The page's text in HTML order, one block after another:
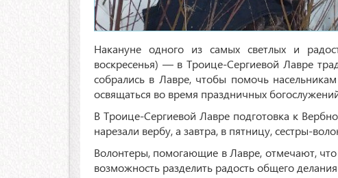
Накануне одного из самых светлых и
воскресенья) — в Троице-Сергиевой Лавре
собрались в Лавре, чтобы помочь
освящаться во время праздничных
В Троице-Сергиевой Лавре подготовка к
нарезали вербу, а завтра, в пятницу, сестры-
Волонтеры, помогающие в Лавре, отмечают,
возможность разделить радость общего